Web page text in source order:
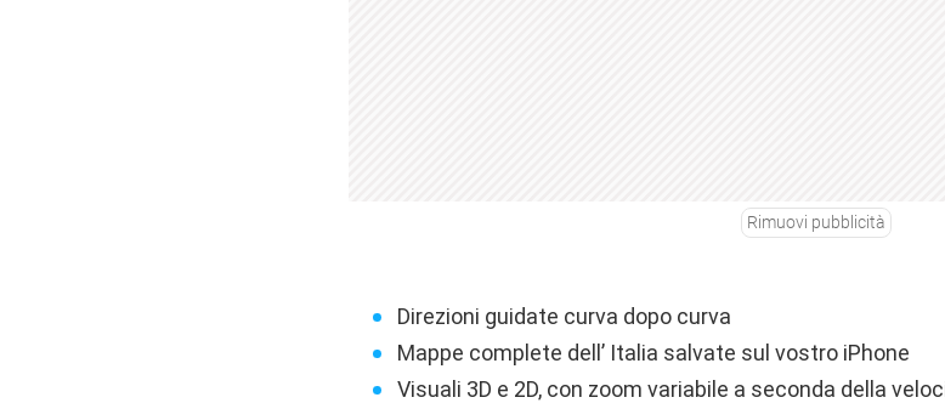
Rimuovi pubblicità
Direzioni guidate curva dopo curva
Mappe complete dell’ Italia salvate sul vostro iPhone
Visuali 3D e 2D, con zoom variabile a seconda della